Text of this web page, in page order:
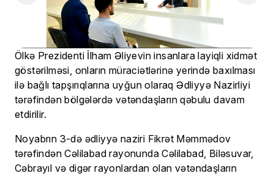
Ölkə Prezidenti İlham Əliyevin insanlara layiqli xidmət
göstərilməsi, onların müraciətlərinə yerində baxılması
ilə bağlı tapşırıqlarına uyğun olaraq Ədliyyə Nazirliyi
tərəfindən bölgələrdə vətəndaşların qəbulu davam
etdirilir.
Noyabrın 3-də ədliyyə naziri Fikrət Məmmədov
tərəfindən Cəlilabad rayonunda Cəlilabad, Biləsuvar,
Cəbrayıl və digər rayonlardan olan vətəndaşların